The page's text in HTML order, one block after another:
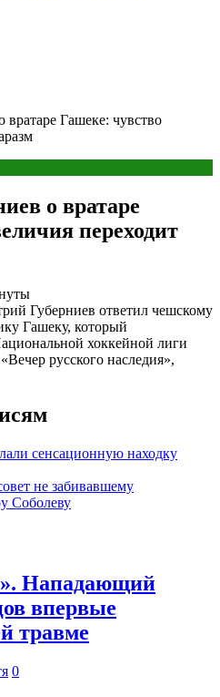
Гашеке: чувство
о вратаре
переходит
Губерниев ответил чешскому
Гашеку, который
хоккейной лиги
русского наследия»,
сенсационную находку
не забивавшему
Соболеву
Нападающий
впервые
травме
0